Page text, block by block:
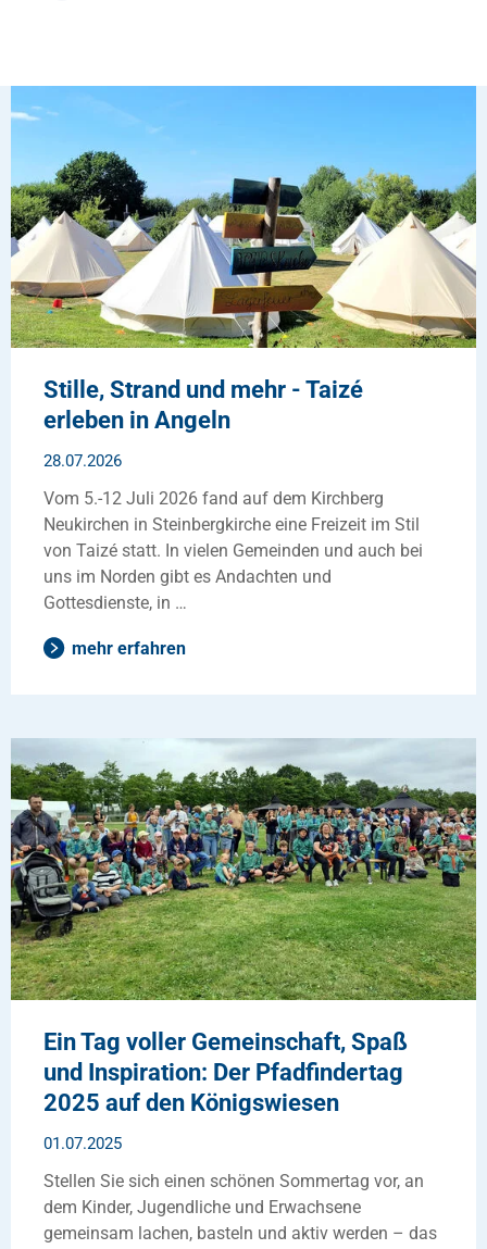
Fax: +49 4642 9111-33
katja.isaack
Jenna Buckley
Sekretariat Regionalzentrum
Tel.: +49 4642 911111
Fax: +49 4642 911133
jenna.buckley@kirche-slfl.de
Stille, Strand und mehr - Taizé
erleben in Angeln
28.07.2026
Vom 5.-12 Juli 2026 fand auf dem Kirchberg
Neukirchen in Steinbergkirche eine Freizeit im Stil
von Taizé statt. In vielen Gemeinden und auch bei
uns im Norden gibt es Andachten und
Gottesdienste, in …
mehr erfahren
Ein Tag voller Gemeinschaft, Spaß
und Inspiration: Der Pfadfindertag
2025 auf den Königswiesen
01.07.2025
Stellen Sie sich einen schönen Sommertag vor, an
dem Kinder, Jugendliche und Erwachsene
gemeinsam lachen, basteln und aktiv werden – das